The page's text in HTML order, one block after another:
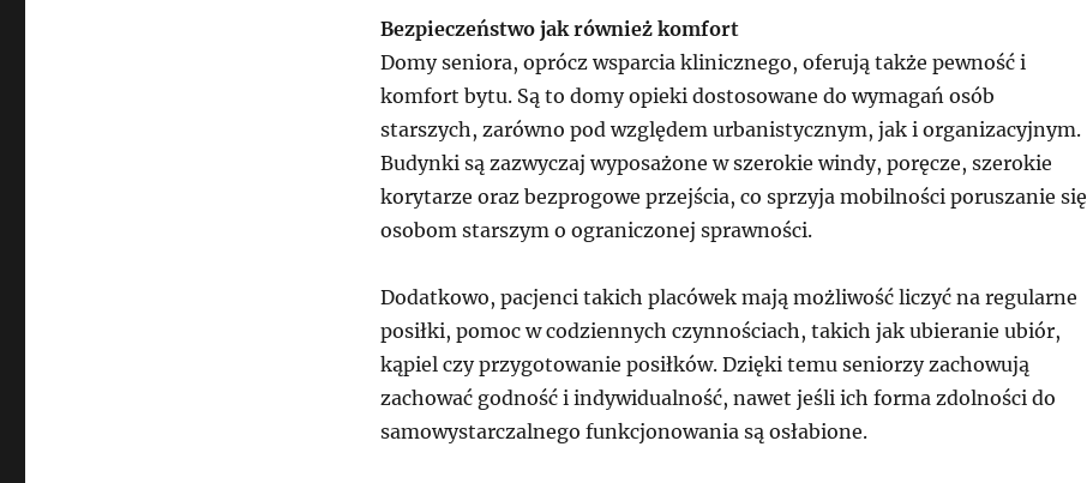
Bezpieczeństwo jak również komfort
Domy seniora, oprócz wsparcia klinicznego, oferują także pewność i
komfort bytu. Są to domy opieki dostosowane do wymagań osób
starszych, zarówno pod względem urbanistycznym, jak i organizacyjnym.
Budynki są zazwyczaj wyposażone w szerokie windy, poręcze, szerokie
korytarze oraz bezprogowe przejścia, co sprzyja mobilności poruszanie się
osobom starszym o ograniczonej sprawności.
Dodatkowo, pacjenci takich placówek mają możliwość liczyć na regularne
posiłki, pomoc w codziennych czynnościach, takich jak ubieranie ubiór,
kąpiel czy przygotowanie posiłków. Dzięki temu seniorzy zachowują
zachować godność i indywidualność, nawet jeśli ich forma zdolności do
samowystarczalnego funkcjonowania są osłabione.